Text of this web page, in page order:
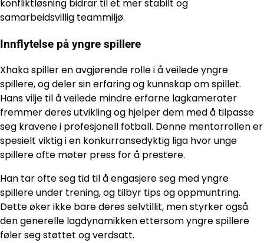
konfliktløsning bidrar til et mer stabilt og
samarbeidsvillig teammiljø.
Innflytelse på yngre spillere
Xhaka spiller en avgjørende rolle i å veilede yngre
spillere, og deler sin erfaring og kunnskap om spillet.
Hans vilje til å veilede mindre erfarne lagkamerater
fremmer deres utvikling og hjelper dem med å tilpasse
seg kravene i profesjonell fotball. Denne mentorrollen er
spesielt viktig i en konkurransedyktig liga hvor unge
spillere ofte møter press for å prestere.
Han tar ofte seg tid til å engasjere seg med yngre
spillere under trening, og tilbyr tips og oppmuntring.
Dette øker ikke bare deres selvtillit, men styrker også
den generelle lagdynamikken ettersom yngre spillere
føler seg støttet og verdsatt.